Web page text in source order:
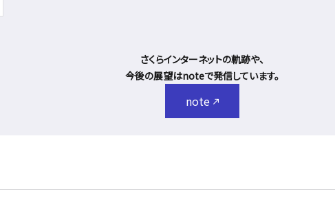
さくらインターネットの軌跡や、
今後の展望はnoteで発信しています。
note